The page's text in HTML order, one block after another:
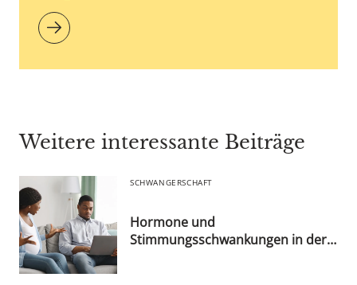
Weitere interessante Beiträge
SCHWANGERSCHAFT
Hormone und
Stimmungsschwankungen in der